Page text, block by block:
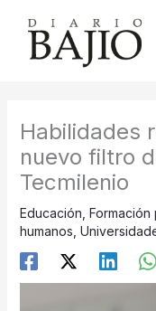
contenido
Habilidades
nuevo filtro
Tecmilenio
Educación Formación
humanos